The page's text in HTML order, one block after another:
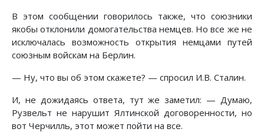
В этом сообщении говорилось также, что союзники
якобы отклонили домогательства немцев. Но все же не
исключалась возможность открытия немцами путей
союзным войскам на Берлин.
— Ну, что вы об этом скажете? — спросил И.В. Сталин.
И, не дожидаясь ответа, тут же заметил: — Думаю,
Рузвельт не нарушит Ялтинской договоренности, но
вот Черчилль, этот может пойти на все.